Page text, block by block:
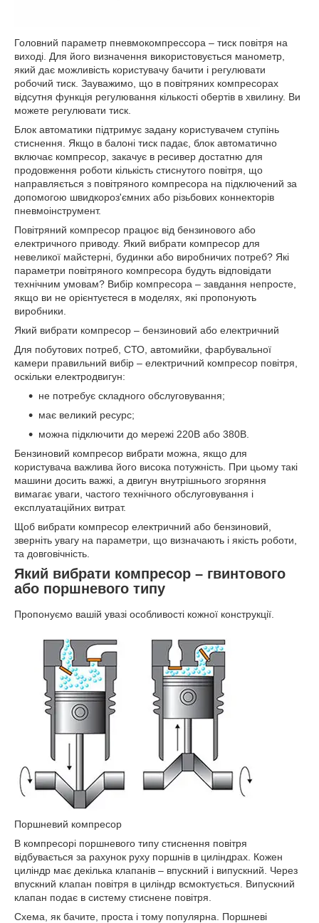
Головний параметр пневмокомпрессора – тиск повітря на
виході. Для його визначення використовується манометр,
який дає можливість користувачу бачити і регулювати
робочий тиск. Зауважимо, що в повітряних компресорах
відсутня функція регулювання кількості обертів в хвилину. Ви
можете регулювати тиск.
Блок автоматики підтримує задану користувачем ступінь
стиснення. Якщо в балоні тиск падає, блок автоматично
включає компресор, закачує в ресивер достатню для
продовження роботи кількість стиснутого повітря, що
направляється з повітряного компресора на підключений за
допомогою швидкороз'ємних або різьбових коннекторів
пневмоінструмент.
Повітряний компресор працює від бензинового або
електричного приводу. Який вибрати компресор для
невеликої майстерні, будинки або виробничих потреб? Які
параметри повітряного компресора будуть відповідати
технічним умовам? Вибір компресора – завдання непросте,
якщо ви не орієнтуєтеся в моделях, які пропонують
виробники.
Який вибрати компресор – бензиновий або електричний
Для побутових потреб, СТО, автомийки, фарбувальної
камери правильний вибір – електричний компресор повітря,
оскільки електродвигун:
не потребує складного обслуговування;
має великий ресурс;
можна підключити до мережі 220В або 380В.
Бензиновий компресор вибрати можна, якщо для
користувача важлива його висока потужність. При цьому такі
машини досить важкі, а двигун внутрішнього згоряння
вимагає уваги, частого технічного обслуговування і
експлуатаційних витрат.
Щоб вибрати компресор електричний або бензиновий,
зверніть увагу на параметри, що визначають і якість роботи,
та довговічність.
Який вибрати компресор – гвинтового
або поршневого типу
Пропонуємо вашій увазі особливості кожної конструкції.
Поршневий компресор
В компресорі поршневого типу стиснення повітря
відбувається за рахунок руху поршнів в циліндрах. Кожен
циліндр має декілька клапанів – впускний і випускний. Через
впускний клапан повітря в циліндр всмоктується. Випускний
клапан подає в систему стиснене повітря.
Схема, як бачите, проста і тому популярна. Поршневі